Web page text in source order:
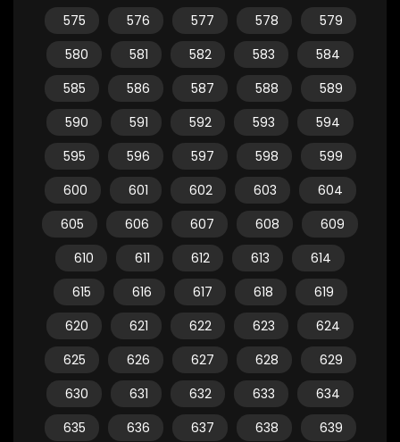
575
576 577 578
579
580
581 582 583
584
585
586 587 588
589
590
591 592 593
594
595
596 597 598
599
600
601 602 603
604
605
606 607 608
609
610
611 612 613
614
615
616 617 618
619
620
621 622 623
624
625
626 627 628
629
630
631 632 633
634
635
636 637 638
639